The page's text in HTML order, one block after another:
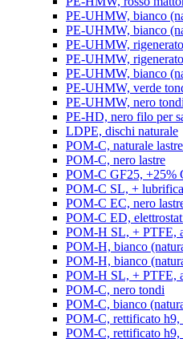
PE-UHMW, bianco
PE-UHMW, bianco
PE-UHMW,
PE-UHMW,
PE-UHMW, bianco
PE-UHMW, verde
PE-UHMW, nero
PE-HD, nero filo per
LDPE, dischi naturale
POM-C, naturale lastre
POM-C, nero lastre
POM-C GF25, +25%
POM-C SL, +
POM-C EC, nero
POM-C ED,
POM-H SL, + PTFE,
POM-H, bianco
POM-H, bianco
POM-H SL, + PTFE,
POM-C, nero tondi
POM-C, bianco
POM-C, rettificato h9,
POM-C, rettificato h9,